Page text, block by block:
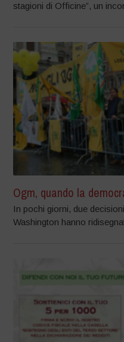
stagioni di Officine”, un
Ogm, quando la
In pochi giorni, due
Washington hanno